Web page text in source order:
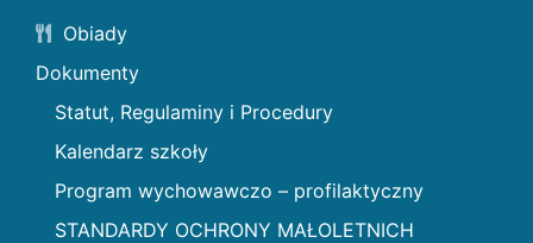
Obiady
Dokumenty
Statut, Regulaminy i Procedury
Kalendarz szkoły
Program wychowawczo – profilaktyczny
STANDARDY OCHRONY MAŁOLETNICH